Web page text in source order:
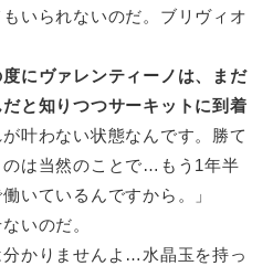
いられないのだ。ブリヴィオ
にヴァレンティーノは、まだ
と知りつつサーキットに到着
叶わない状態なんです。勝て
は当然のことで…もう1年半
いているんですから。」
いのだ。
かりませんよ…水晶玉を持っ